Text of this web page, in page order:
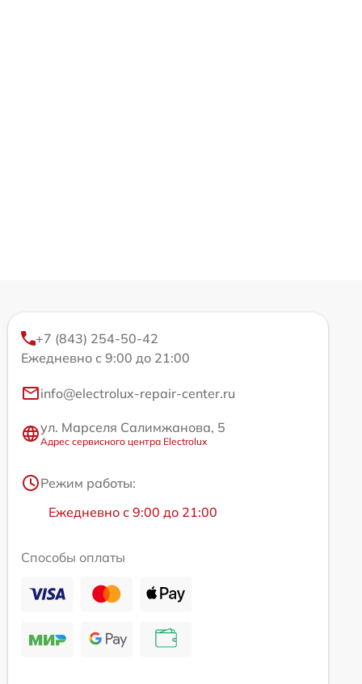
+7 (843) 254-50-42
Ежедневно с 9:00 до 21:00
info@electrolux-repair-center.ru
ул. Марселя Салимжанова, 5
Адрес сервисного центра Electrolux
Режим работы:
Ежедневно с 9:00 до 21:00
Способы оплаты